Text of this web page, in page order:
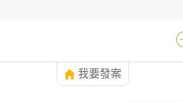
我要發案